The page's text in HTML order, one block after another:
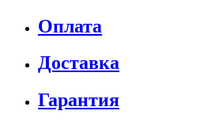
Оплата
Доставка
Гарантия